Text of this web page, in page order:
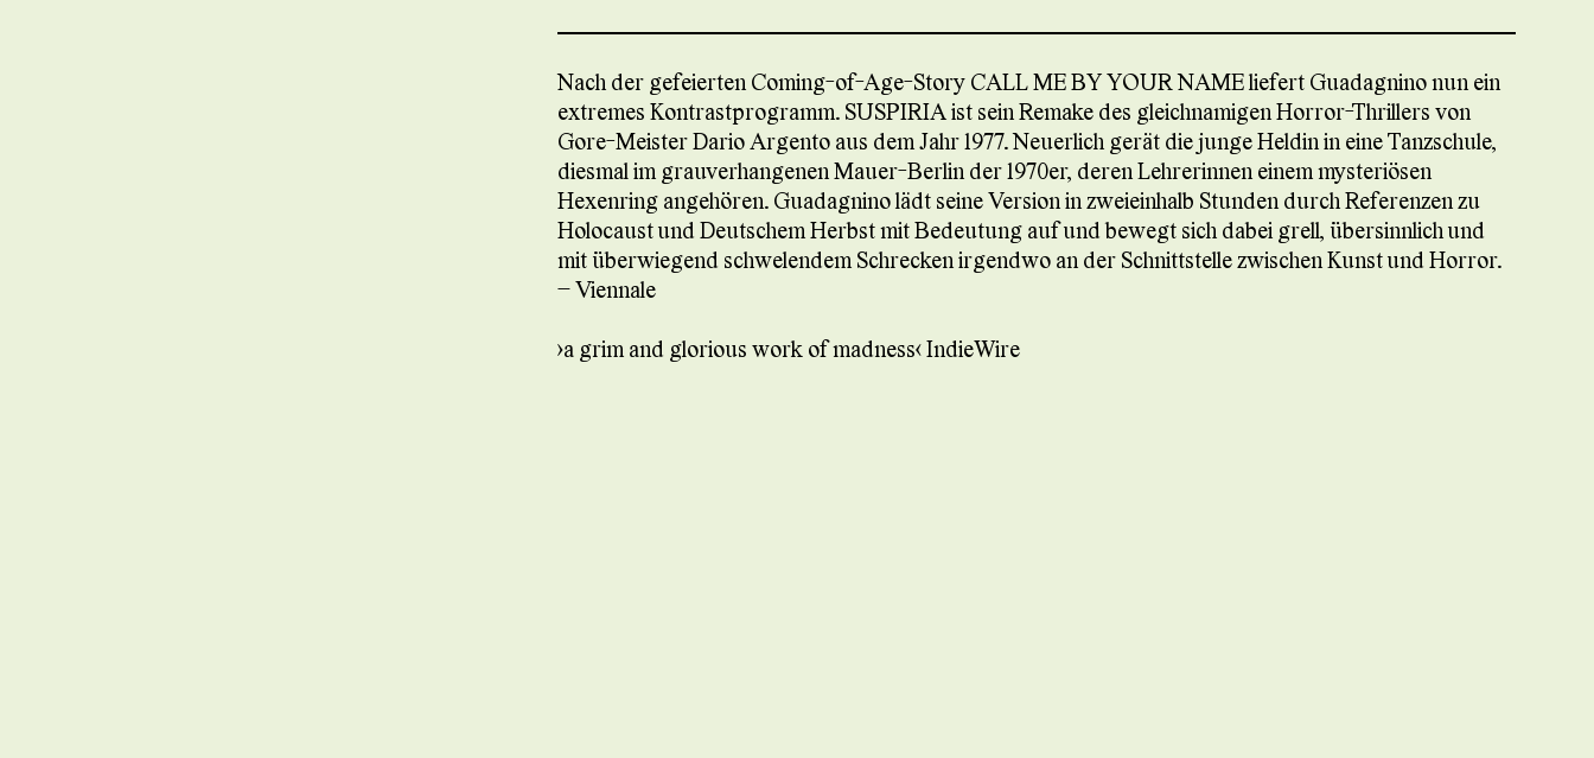
Nach der gefeierten Coming-of-Age-Story CALL ME BY YOUR NAME liefert Guadagnino nun ein
extremes Kontrastprogramm. SUSPIRIA ist sein Remake des gleichnamigen Horror-Thrillers von
Gore-Meister Dario Argento aus dem Jahr 1977. Neuerlich gerät die junge Heldin in eine Tanzschule,
diesmal im grauverhangenen Mauer-Berlin der 1970er, deren Lehrerinnen einem mysteriösen
Hexenring angehören. Guadagnino lädt seine Version in zweieinhalb Stunden durch Referenzen zu
Holocaust und Deutschem Herbst mit Bedeutung auf und bewegt sich dabei grell, übersinnlich und
mit überwiegend schwelendem Schrecken irgendwo an der Schnittstelle zwischen Kunst und Horror.
– Viennale
»a grim and glorious work of madness« IndieWire